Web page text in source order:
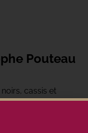
Pouteau
cassis et
girofle et